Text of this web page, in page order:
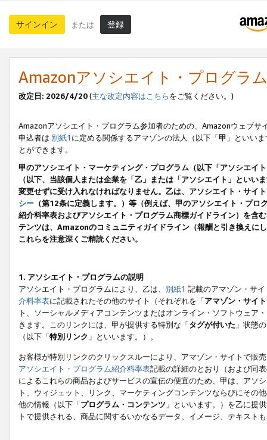
サインイン または 登録
Amazonアソシエイト・プログラ
改定日: 2026/4/20(主な改定内容はこちらをご覧ください。)
Amazonアソシエイト・プログラム参加者のための、Amazonウェブサ
申込者は 別紙1 に定める関係するアマゾンの法人（以下「甲 」といい
とができます。
甲のアソシエイト・マーケティング・プログラム（以下「アソシエイ
（以下、当該個人または企業を「乙」または「アソシエイト」とい
変更せずに受け入れなければなりません。乙は、アソシエイト・サイ
シー （第12条に定義します。）等（例えば、甲のアソシエイト・プ
紹介料率表およびアソシエイト・プログラム商標ガイドライン）を
テンツは、Amazonのコミュニティガイドライン（報酬と引き換えに
これらを注意深くご精読ください。
1. アソシエイト・プログラムの説明
アソシエイト・プログラムにより、乙は、 別紙1 記載のアマゾン・サ
介料率表に記載されたその他のサイト（それぞれを「アマゾン・サイト
ト、ソーシャルメディアコンテンツまたはオンライン・ソフトウェア
きます。このリンクには、甲が提供する特別な「タグが付いた 」状態
（以下「特別リンク 」といいます。）。
お客様が特別リンクのクリックスルーにより、アマゾン・サイトで販
アソシエイト・プログラム紹介料率表記載の詳細のとおり（および同
によるこれらの商品およびサービスの宣伝の便宜のため、甲は、アソ
ト、ウィジェット、リンク、マーケティングコンテンツならびにその
他の情報（以下「プログラム・コンテンツ 」といいます。）を乙に提
トで提供される、商品に関するいかなるデータ、イメージ、テキス